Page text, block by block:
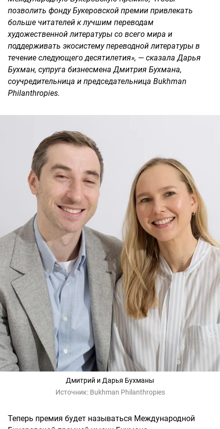
позволить фонду Букеровской премии привлекать
больше читателей к лучшим переводам
художественной литературы со всего мира и
поддерживать экосистему переводной литературы в
течение следующего десятилетия», — сказала Дарья
Бухман, супруга бизнесмена Дмитрия Бухмана,
соучредительница и председательница Bukhman
Philanthropies.
Дмитрий и Дарья Бухманы
Источник: Bukhman Philanthropies
Теперь премия будет называться Международной